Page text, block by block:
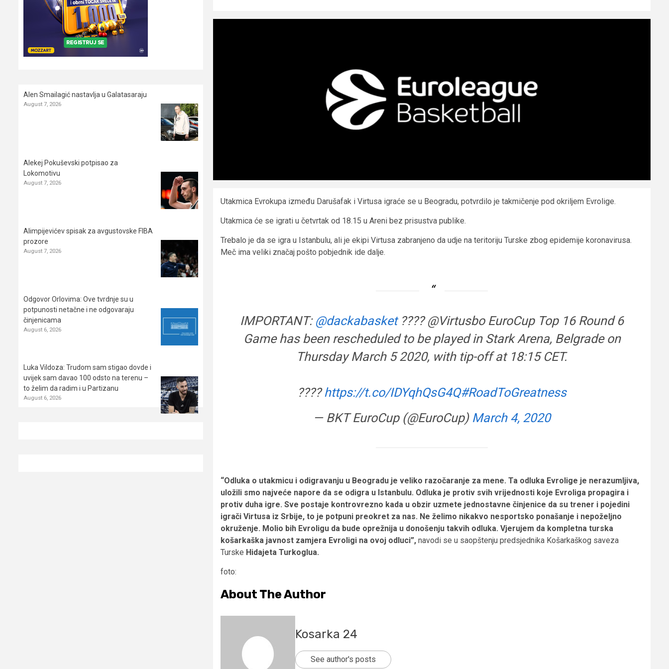
Utakmica Evrokupa između Darušafak i Virtusa igraće se u Beogradu, potvrdilo je takmičenje pod okriljem Evrolige.
Utakmica će se igrati u četvrtak od 18.15 u Areni bez prisustva publike.
Trebalo je da se igra u Istanbulu, ali je ekipi Virtusa zabranjeno da udje na teritoriju Turske zbog epidemije koronavirusa.
Meč ima veliki značaj pošto pobjednik ide dalje.
IMPORTANT: @dackabasket???? @Virtusbo EuroCup Top 16 Round 6
Game has been rescheduled to be played in Stark Arena, Belgrade on
Thursday March 5 2020, with tip-off at 18:15 CET.
????https://t.co/IDYqhQsG4Q#RoadToGreatness
— BKT EuroCup (@EuroCup) March 4, 2020
“Odluka o utakmicu i odigravanju u Beogradu je veliko razočaranje za mene. Ta odluka Evrolige je nerazumljiva,
uložili smo najveće napore da se odigra u Istanbulu. Odluka je protiv svih vrijednosti koje Evroliga propagira i
protiv duha igre. Sve postaje kontrovrezno kada u obzir uzmete jednostavne činjenice da su trener i pojedini
igrači Virtusa iz Srbije, to je potpuni preokret za nas. Ne želimo nikakvo nesportsko ponašanje i nepoželjno
okruženje. Molio bih Evroligu da bude oprežnija u donošenju takvih odluka. Vjerujem da kompletna turska
košarkaška javnost zamjera Evroligi na ovoj odluci”, navodi se u saopštenju predsjednika Košarkaškog saveza
Turske Hidajeta Turkoglua.
foto:
About The Author
Kosarka 24
See author's posts
Alen Smailagić nastavlja u Galatasaraju
August 7, 2026
Alekej Pokuševski potpisao za
Lokomotivu
August 7, 2026
Alimpijevićev spisak za avgustovske FIBA
prozore
August 7, 2026
Odgovor Orlovima: ​Ove tvrdnje su u
potpunosti netačne i ne odgovaraju
činjenicama
August 6, 2026
Luka Vildoza: Trudom sam stigao dovde i
uvijek sam davao 100 odsto na terenu –
to želim da radim i u Partizanu
August 6, 2026